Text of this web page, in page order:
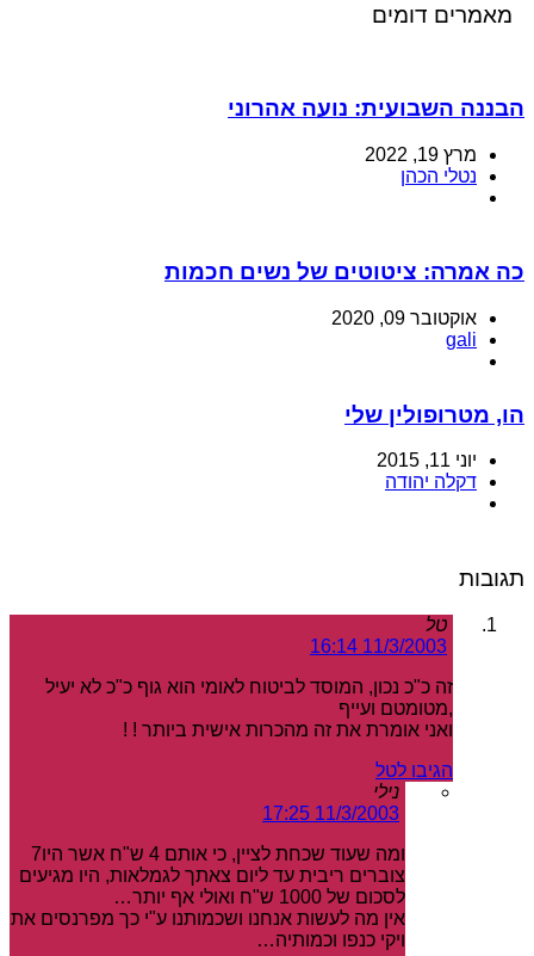
מאמרים דומים
הבננה השבועית: נועה אהרוני
מרץ 19, 2022
נטלי הכהן
כה אמרה: ציטוטים של נשים חכמות
אוקטובר 09, 2020
gali
הו, מטרופולין שלי
יוני 11, 2015
דקלה יהודה
תגובות
טל
11/3/2003 16:14
זה כ"כ נכון, המוסד לביטוח לאומי הוא גוף כ"כ לא יעיל
,מטומטם ועייף
ואני אומרת את זה מהכרות אישית ביותר ! !
הגיבו לטל
נילי
11/3/2003 17:25
ומה שעוד שכחת לציין, כי אותם 4 ש"ח אשר היו7
צוברים ריבית עד ליום צאתך לגמלאות, היו מגיעים
לסכום של 1000 ש"ח ואולי אף יותר…
אין מה לעשות אנחנו ושכמותנו ע"י כך מפרנסים את
ויקי כנפו וכמותיה…